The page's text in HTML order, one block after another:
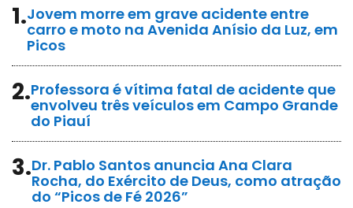
1.Jovem morre em grave acidente entre
carro e moto na Avenida Anísio da Luz, em
Picos
2.Professora é vítima fatal de acidente que
envolveu três veículos em Campo Grande
do Piauí
3.Dr. Pablo Santos anuncia Ana Clara
Rocha, do Exército de Deus, como atração
do “Picos de Fé 2026”